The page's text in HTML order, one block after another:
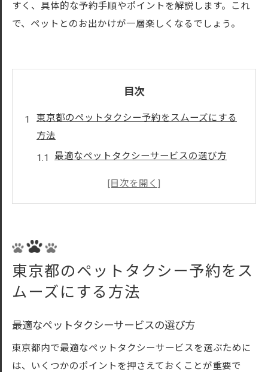
すく、具体的な予約手順やポイントを解説します。これ
で、ペットとのお出かけが一層楽しくなるでしょう。
目次
東京都のペットタクシー予約をスムーズにする
方法
最適なペットタクシーサービスの選び方
オンライン予約の手順とポイント
ペットタクシー予約で知っておくべき基本情報
ペットタクシーの種類とサービス内容
基本料金と追加料金の仕組み
ペットの安全対策と車内設備
東京都のペットタクシー予約をス
ムーズにする方法
最適なペットタクシーサービスの選び方
東京都内で最適なペットタクシーサービスを選ぶために
は、いくつかのポイントを押さえておくことが重要で